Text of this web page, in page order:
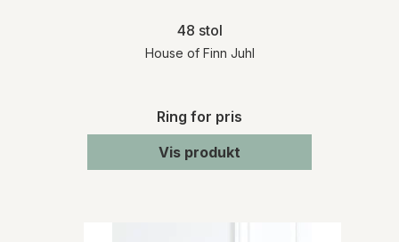
48 stol
House of Finn Juhl
Ring for pris
Vis produkt